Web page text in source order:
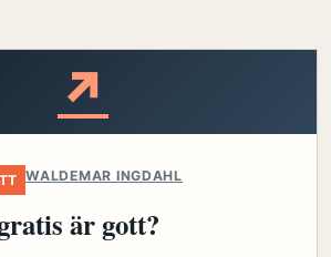
↗
WALDEMAR INGDAHL
är gott?